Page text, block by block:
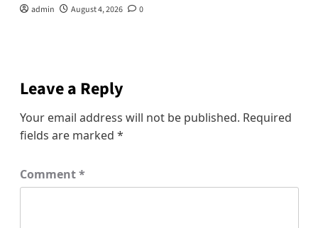
admin August 4, 2026 0
Leave a Reply
Your email address will not be published. Required
fields are marked *
Comment*